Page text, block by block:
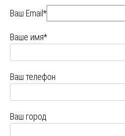
Ваш Email*
Ваше имя*
Ваш телефон
Ваш город